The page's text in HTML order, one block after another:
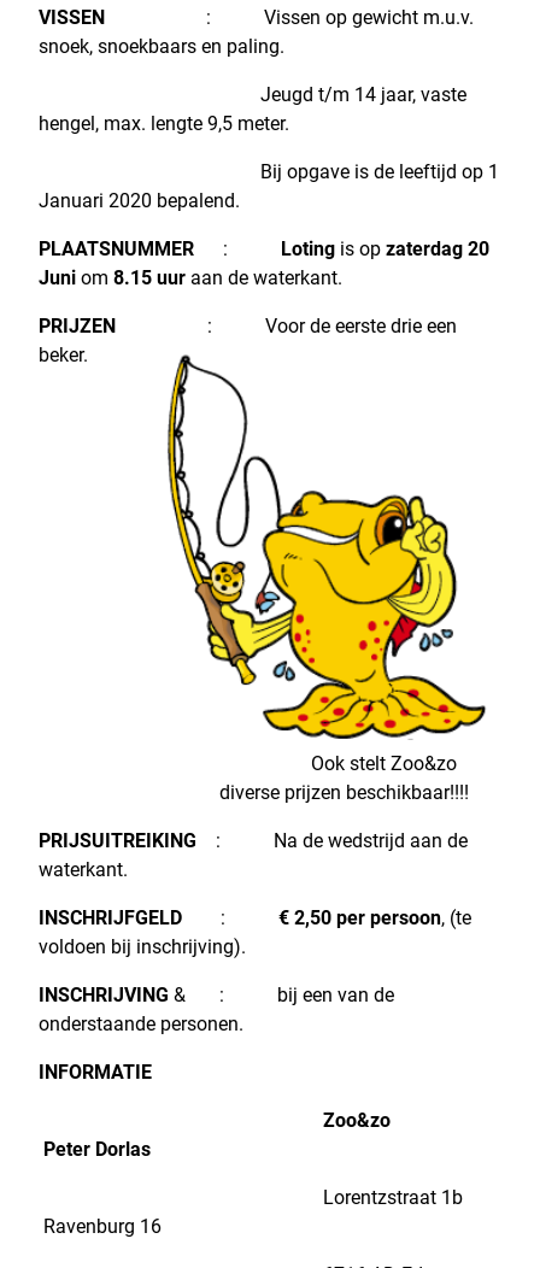
VISSEN
: Vissen op gewicht m.u.v.
snoek, snoekbaars en paling.
Jeugd t/m 14 jaar, vaste
hengel, max. lengte 9,5 meter.
Bij opgave is de leeftijd op 1
Januari 2020 bepalend.
PLAATSNUMMER : Loting is op zaterdag 20
Juni om 8.15 uur aan de waterkant.
PRIJZEN
: Voor de eerste drie een
beker.
Ook stelt Zoo&zo
diverse prijzen beschikbaar!!!!
PRIJSUITREIKING : Na de wedstrijd aan de
waterkant.
INSCHRIJFGELD : € 2,50 per persoon, (te
voldoen bij inschrijving).
INSCHRIJVING & : bij een van de
onderstaande personen.
INFORMATIE
Zoo&zo
Peter Dorlas
Lorentzstraat 1b
Ravenburg 16